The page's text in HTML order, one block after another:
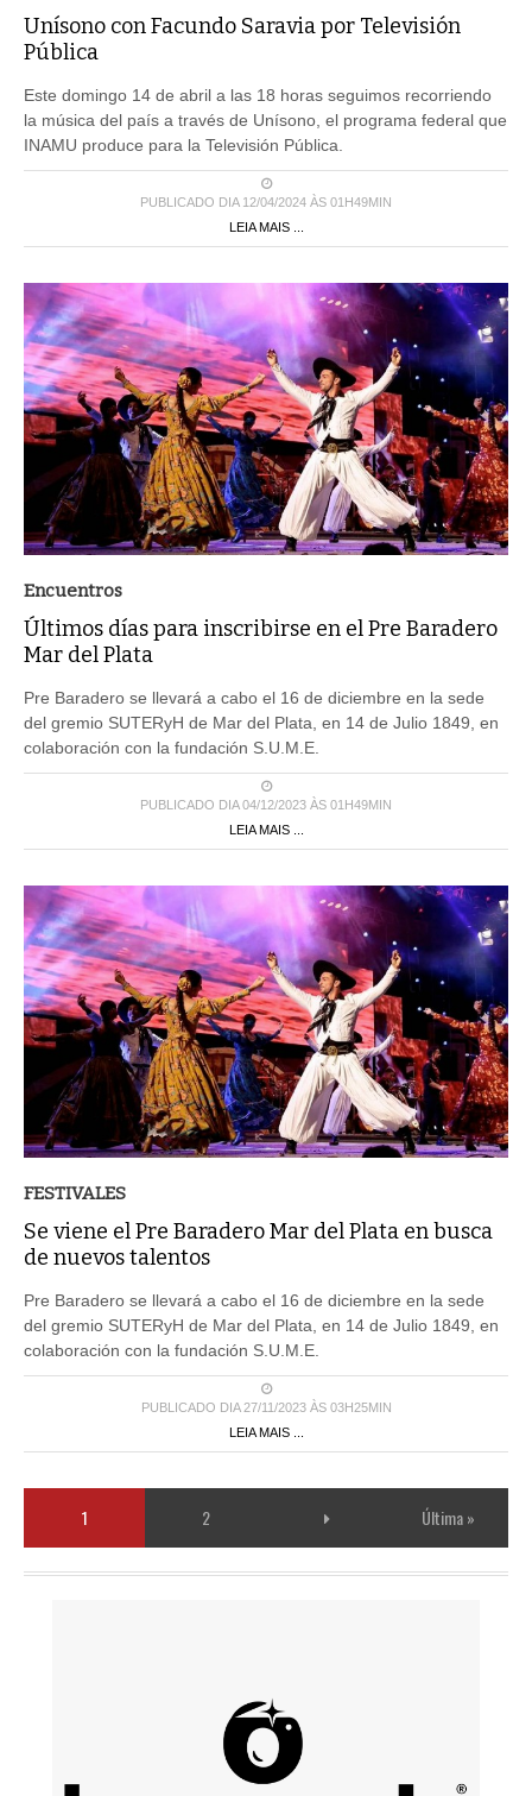
Unísono con Facundo Saravia por Televisión
Pública
Este domingo 14 de abril a las 18 horas seguimos recorriendo
la música del país a través de Unísono, el programa federal que
INAMU produce para la Televisión Pública.
PUBLICADO DIA 12/04/2024 ÀS 01H49MIN
LEIA MAIS ...
Encuentros
Últimos días para inscribirse en el Pre Baradero
Mar del Plata
Pre Baradero se llevará a cabo el 16 de diciembre en la sede
del gremio SUTERyH de Mar del Plata, en 14 de Julio 1849, en
colaboración con la fundación S.U.M.E.
PUBLICADO DIA 04/12/2023 ÀS 01H49MIN
LEIA MAIS ...
FESTIVALES
Se viene el Pre Baradero Mar del Plata en busca
de nuevos talentos
Pre Baradero se llevará a cabo el 16 de diciembre en la sede
del gremio SUTERyH de Mar del Plata, en 14 de Julio 1849, en
colaboración con la fundación S.U.M.E.
PUBLICADO DIA 27/11/2023 ÀS 03H25MIN
LEIA MAIS ...
1 2 Última »